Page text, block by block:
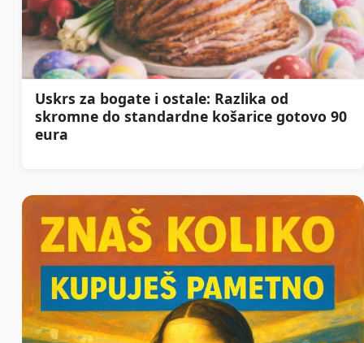
Uskrs za bogate i ostale: Razlika od
skromne do standardne košarice gotovo 90
eura